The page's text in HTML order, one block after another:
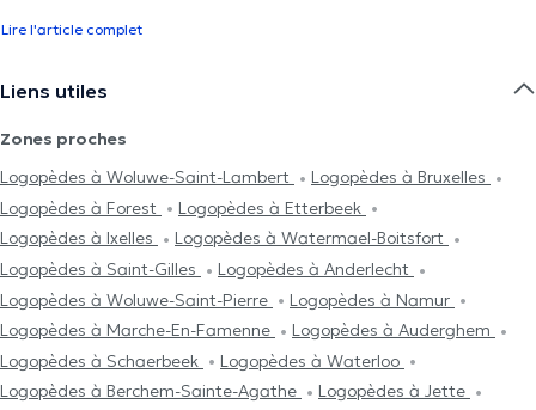
Lire l'article complet
Liens utiles
Zones proches
Logopèdes à Woluwe-Saint-Lambert
Logopèdes à Bruxelles
Logopèdes à Forest
Logopèdes à Etterbeek
Logopèdes à Ixelles
Logopèdes à Watermael-Boitsfort
Logopèdes à Saint-Gilles
Logopèdes à Anderlecht
Logopèdes à Woluwe-Saint-Pierre
Logopèdes à Namur
Logopèdes à Marche-En-Famenne
Logopèdes à Auderghem
Logopèdes à Schaerbeek
Logopèdes à Waterloo
Logopèdes à Berchem-Sainte-Agathe
Logopèdes à Jette